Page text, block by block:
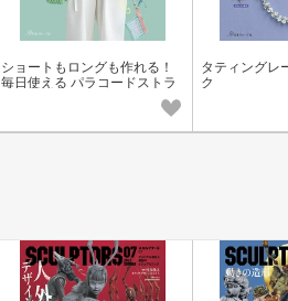
ショートもロングも作れる！
毎日使える パラコードストラ
タティングレ
ク